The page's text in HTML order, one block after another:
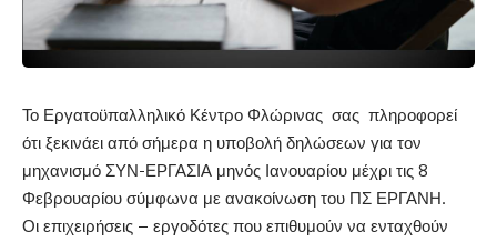
Το Εργατοϋπαλληλικό Κέντρο Φλώρινας σας πληροφορεί
ότι ξεκινάει από σήμερα η υποβολή δηλώσεων για τον
μηχανισμό ΣΥΝ-ΕΡΓΑΣΙΑ μηνός Ιανουαρίου μέχρι τις 8
Φεβρουαρίου σύμφωνα με ανακοίνωση του ΠΣ ΕΡΓΑΝΗ.
Οι επιχειρήσεις – εργοδότες που επιθυμούν να ενταχθούν